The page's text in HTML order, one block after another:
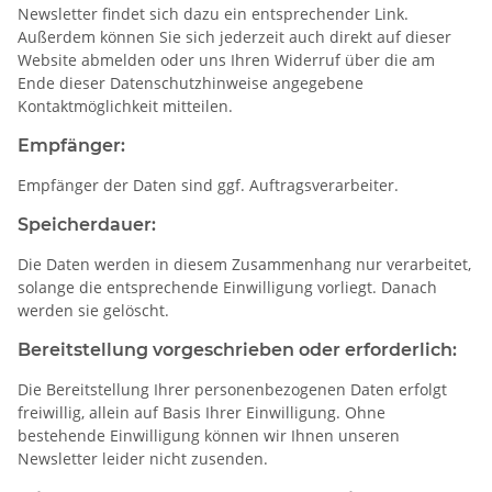
Newsletter findet sich dazu ein entsprechender Link.
Außerdem können Sie sich jederzeit auch direkt auf dieser
Website abmelden oder uns Ihren Widerruf über die am
Ende dieser Datenschutzhinweise angegebene
Kontaktmöglichkeit mitteilen.
Empfänger:
Empfänger der Daten sind ggf. Auftragsverarbeiter.
Speicherdauer:
Die Daten werden in diesem Zusammenhang nur verarbeitet,
solange die entsprechende Einwilligung vorliegt. Danach
werden sie gelöscht.
Bereitstellung vorgeschrieben oder erforderlich:
Die Bereitstellung Ihrer personenbezogenen Daten erfolgt
freiwillig, allein auf Basis Ihrer Einwilligung. Ohne
bestehende Einwilligung können wir Ihnen unseren
Newsletter leider nicht zusenden.